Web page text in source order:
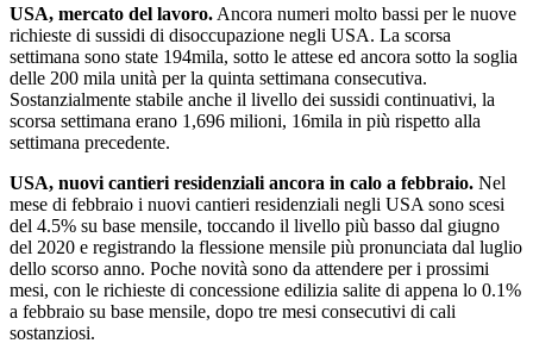
USA, mercato del lavoro. Ancora numeri molto bassi per le nuove
richieste di sussidi di disoccupazione negli USA. La scorsa
settimana sono state 194mila, sotto le attese ed ancora sotto la soglia
delle 200 mila unità per la quinta settimana consecutiva.
Sostanzialmente stabile anche il livello dei sussidi continuativi, la
scorsa settimana erano 1,696 milioni, 16mila in più rispetto alla
settimana precedente.
USA, nuovi cantieri residenziali ancora in calo a febbraio. Nel
mese di febbraio i nuovi cantieri residenziali negli USA sono scesi
del 4.5% su base mensile, toccando il livello più basso dal giugno
del 2020 e registrando la flessione mensile più pronunciata dal luglio
dello scorso anno. Poche novità sono da attendere per i prossimi
mesi, con le richieste di concessione edilizia salite di appena lo 0.1%
a febbraio su base mensile, dopo tre mesi consecutivi di cali
sostanziosi.